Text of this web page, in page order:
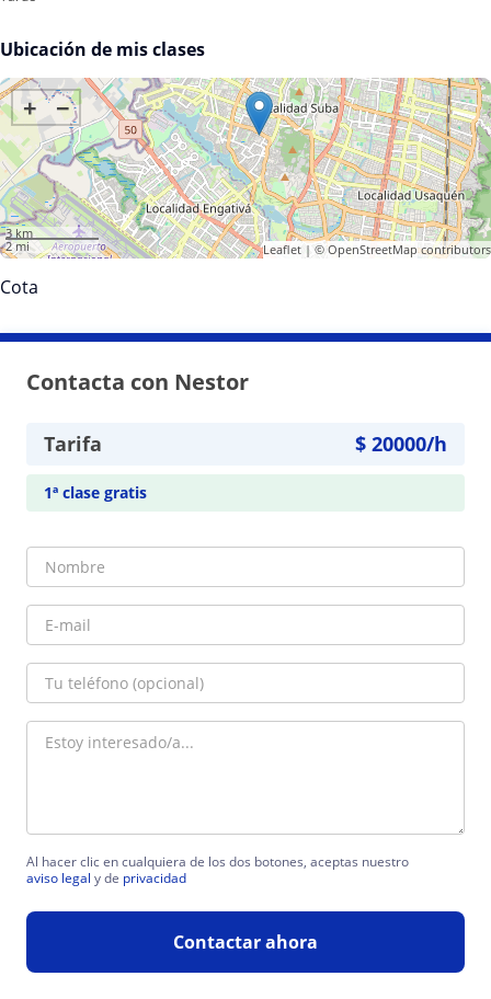
Ubicación de mis clases
+ −
3 km
2 mi
Leaflet| ©OpenStreetMapcontributors
Cota
Contacta con Nestor
Tarifa $ 20000/h
1ª clase gratis
Al hacer clic en cualquiera de los dos botones, aceptas nuestro
aviso legal y de privacidad
Contactar ahora